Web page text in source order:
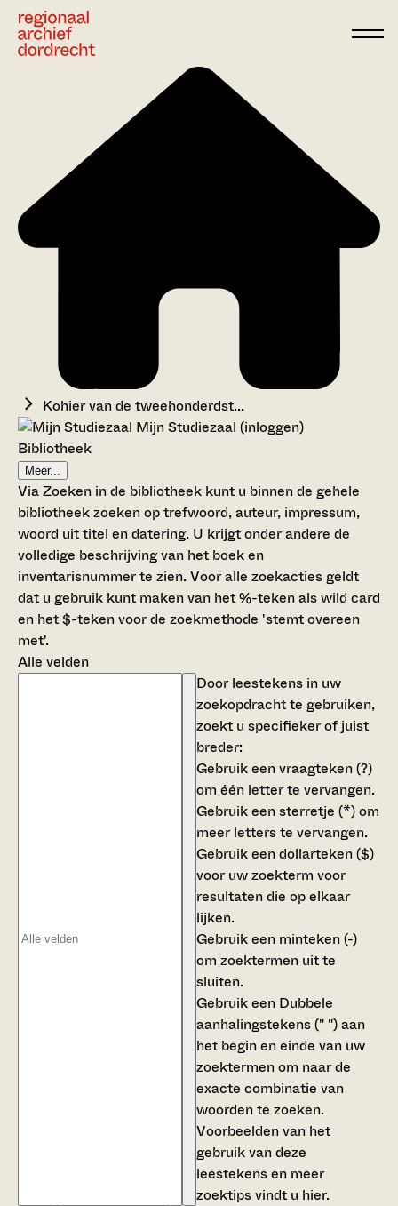
Kohier van de tweehonderdst...
Mijn Studiezaal (inloggen)
Bibliotheek
Meer...
Via Zoeken in de bibliotheek kunt u binnen de gehele
bibliotheek zoeken op trefwoord, auteur, impressum,
woord uit titel en datering. U krijgt onder andere de
volledige beschrijving van het boek en
inventarisnummer te zien. Voor alle zoekacties geldt
dat u gebruik kunt maken van het %-teken als wild card
en het $-teken voor de zoekmethode 'stemt overeen
met'.
Alle velden
Door leestekens in uw
zoekopdracht te gebruiken,
zoekt u specifieker of juist
breder:
Gebruik eenvraagteken (?)
om één letter te vervangen.
Gebruik eensterretje (*)om
meer letters te vervangen.
Gebruik eendollarteken ($)
voor uw zoekterm voor
resultaten die op elkaar
lijken.
Gebruik een minteken (-)
om zoektermen uit te
sluiten.
Gebruik een Dubbele
aanhalingstekens (" ")aan
het begin en einde van uw
zoektermen om naar de
exacte combinatie van
woorden te zoeken.
Voorbeelden van het
gebruik van deze
leestekens en meer
zoektips vindt u hier.